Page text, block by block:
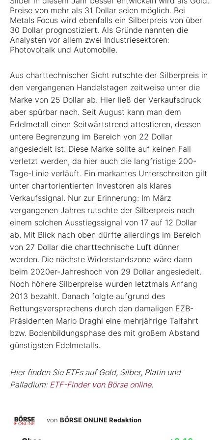
Preise von mehr als 31 Dollar seien möglich. Bei
Metals Focus wird ebenfalls ein Silberpreis von über
30 Dollar prognostiziert. Als Gründe nannten die
Analysten vor allem zwei Industriesektoren:
Photovoltaik und Automobile.
Aus charttechnischer Sicht rutschte der Silberpreis in
den vergangenen Handelstagen zeitweise unter die
Marke von 25 Dollar ab. Hier ließ der Verkaufsdruck
aber spürbar nach. Seit August kann man dem
Edelmetall einen Seitwärtstrend attestieren, dessen
untere Begrenzung im Bereich von 22 Dollar
angesiedelt ist. Diese Marke sollte auf keinen Fall
verletzt werden, da hier auch die langfristige 200-
Tage-Linie verläuft. Ein markantes Unterschreiten gilt
unter chartorientierten Investoren als klares
Verkaufssignal. Nur zur Erinnerung: Im März
vergangenen Jahres rutschte der Silberpreis nach
einem solchen Ausstiegssignal von 17 auf 12 Dollar
ab. Mit Blick nach oben dürfte allerdings im Bereich
von 27 Dollar die charttechnische Luft dünner
werden. Die nächste Widerstandszone wäre dann
beim 2020er-Jahreshoch von 29 Dollar angesiedelt.
Noch höhere Silberpreise wurden letztmals Anfang
2013 bezahlt. Danach folgte aufgrund des
Rettungsversprechens durch den damaligen EZB-
Präsidenten Mario Draghi eine mehrjährige Talfahrt
bzw. Bodenbildungsphase des mit großem Abstand
günstigsten Edelmetalls.
Hier finden Sie ETFs auf Gold, Silber, Platin und
Palladium: ETF-Finder von Börse online.
von BÖRSE ONLINE Redaktion